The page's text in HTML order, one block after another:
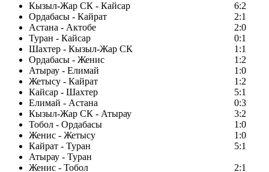
Кызыл-Жар СК - Кайсар
6:2
Ордабасы - Кайрат
2:1
Астана - Актобе
2:0
Туран - Кайсар
0:1
Шахтер - Кызыл-Жар СК
1:1
Ордабасы - Женис
1:2
Атырау - Елимай
1:0
Жетысу - Кайрат
1:2
Кайсар - Шахтер
5:1
Елимай - Астана
0:3
Кызыл-Жар СК - Атырау
3:2
Тобол - Ордабасы
1:0
Женис - Жетысу
1:0
Кайрат - Туран
5:1
Атырау - Туран
Женис - Тобол
2:1